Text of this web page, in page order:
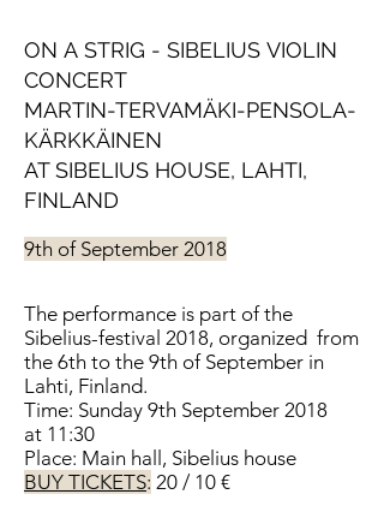
ON A STRIG - SIBELIUS VIOLIN
CONCERT
MARTIN-TERVAMÄKI-PENSOLA-
KÄRKKÄINEN
AT SIBELIUS HOUSE, LAHTI,
FINLAND
9th of September 2018
The performance is part of the
Sibelius-festival 2018, organized from
the 6th to the 9th of September in
Lahti, Finland.
Time: Sunday 9th September 2018
at 11:30
Place: Main hall, Sibelius house
BUY TICKETS: 20 / 10 €